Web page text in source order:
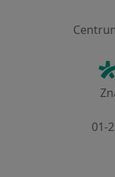
01-